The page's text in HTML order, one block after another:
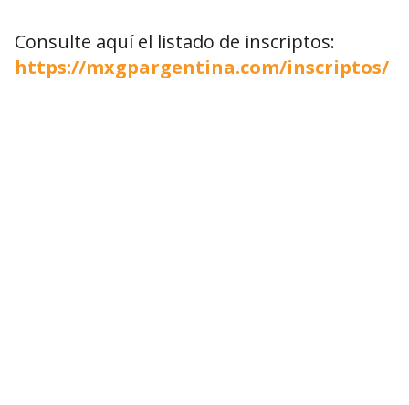
Consulte aquí el listado de inscriptos:
https://mxgpargentina.com/inscriptos/